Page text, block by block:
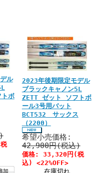
ル
ボ
2023年後期限定モデル
ブラックキャノン5L
ZETT ゼット ソフトボ
ール3号用バット
BCT532 サックス
（2200）
希望小売価格:
42,900円(税込)
価格: 33,320円 (税
込) <22%OFF>
在庫切れ